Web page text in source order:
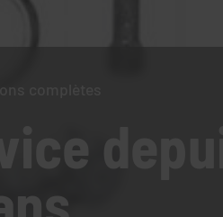
complètes
depuis